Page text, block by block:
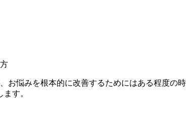
お悩みを根本的に改善するためにはある程度の
す。